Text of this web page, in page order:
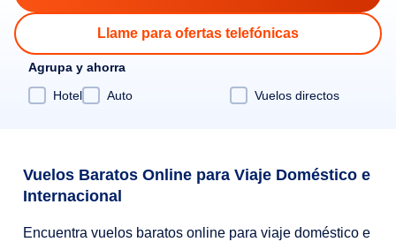
Llame para ofertas telefónicas
Agrupa y ahorra
Hotel
Auto Vuelos directos
Vuelos Baratos Online para Viaje Doméstico e
Internacional
Encuentra vuelos baratos online para viaje doméstico e